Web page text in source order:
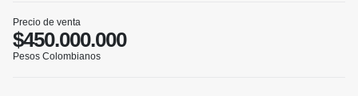
Precio de venta
$450.000.000
Pesos Colombianos